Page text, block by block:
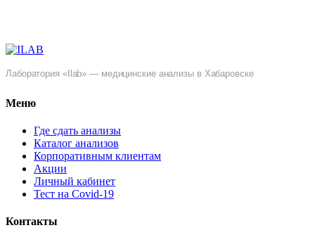
Лаборатория «Ilab» — медицинские анализы в Хабаровске
Меню
Где сдать анализы
Каталог анализов
Корпоративным клиентам
Акции
Личный кабинет
Тест на Covid-19
Контакты